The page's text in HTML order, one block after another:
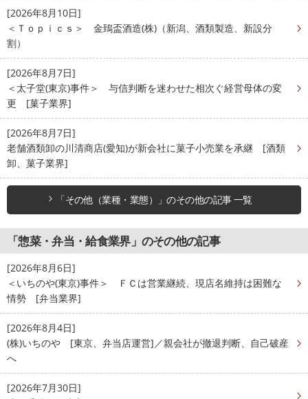
[2026年8月10日]
＜Ｔｏｐｉｃｓ＞ 金鵄盃酒造(株)（新潟、酒類製造、新設分
割）
[2026年8月7日]
＜太子堂(東京)事件＞ 与信判断を迷わせた相次ぐ経営母体の変
更 [菓子業界]
[2026年8月7日]
老舗酒類卸の川清商店(愛知)が新会社に菓子小売業を承継 [酒類
卸、菓子業界]
「その他（業種・業態）」のその他の記事 一覧
「惣菜・弁当・給食業界」のその他の記事
[2026年8月6日]
＜いちのや(東京)事件＞ ＦＣは営業継続、現店名維持は困難な
情勢 [弁当業界]
[2026年8月4日]
(株)いちのや [東京、弁当店運営]／親会社が撤退判断、自己破産
へ
[2026年7月30日]